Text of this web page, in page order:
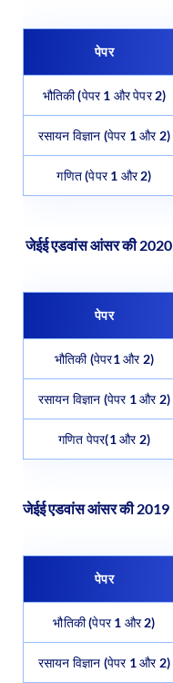
पेपर
भौतिकी (पेपर 1 और पेपर 2)
रसायन विज्ञान (पेपर 1 और 2)
गणित (पेपर 1 और 2)
जेईई एडवांस आंसर की 2020
पेपर
भौतिकी (पेपर1 और 2)
रसायन विज्ञान (पेपर 1 और 2)
गणित पेपर(1 और 2)
जेईई एडवांस आंसर की 2019
पेपर
भौतिकी (पेपर 1 और 2)
रसायन विज्ञान (पेपर 1 और 2)